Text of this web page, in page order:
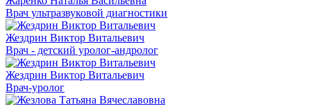
Врач ультразвуковой диагностики
Жездрин Виктор Витальевич
Врач - детский уролог-андролог
Жездрин Виктор Витальевич
Врач-уролог